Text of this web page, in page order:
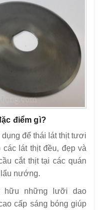
tươi sống hiệu quả
thái thịt có giá bao
điểm gì?
để thái lát thịt tươi
lát thịt đều, đẹp và
cắt thịt tại các quán
nướng.
hữu những lưỡi dao
cấp sáng bóng giúp